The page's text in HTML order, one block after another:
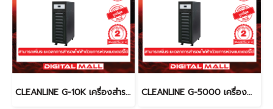
CLEANLINE G-10K เครื่องสำรองไฟ (UPS) CLEANLINE G-5000 เครื่องสำรองไฟ (UPS)